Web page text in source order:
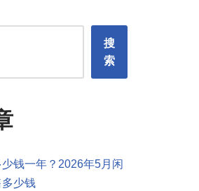
搜
索
钱一年？2026年5月闲
少钱